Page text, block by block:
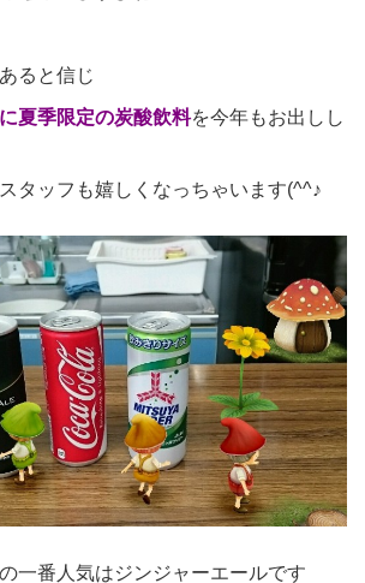
ると信じ
夏季限定の炭酸飲料を今年もお出しし
タッフも嬉しくなっちゃいます(^^♪
一番人気はジンジャーエールです